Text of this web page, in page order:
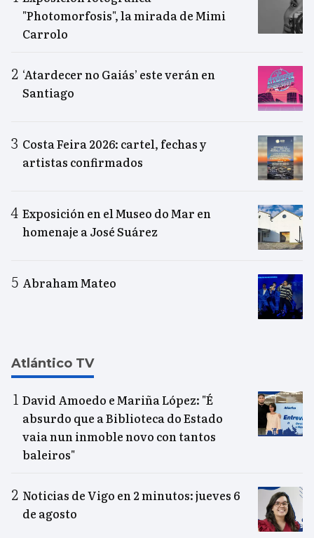
"Photomorfosis", la mirada de Mimi
Carrolo
‘Atardecer no Gaiás’ este verán en
Santiago
Costa Feira 2026: cartel, fechas y
artistas confirmados
Exposición en el Museo do Mar en
homenaje a José Suárez
Abraham Mateo
Atlántico TV
David Amoedo e Mariña López: "É
absurdo que a Biblioteca do Estado
vaia nun inmoble novo con tantos
baleiros"
Noticias de Vigo en 2 minutos: jueves 6
de agosto